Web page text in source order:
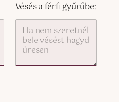
Vésés a férfi gyűrűbe: